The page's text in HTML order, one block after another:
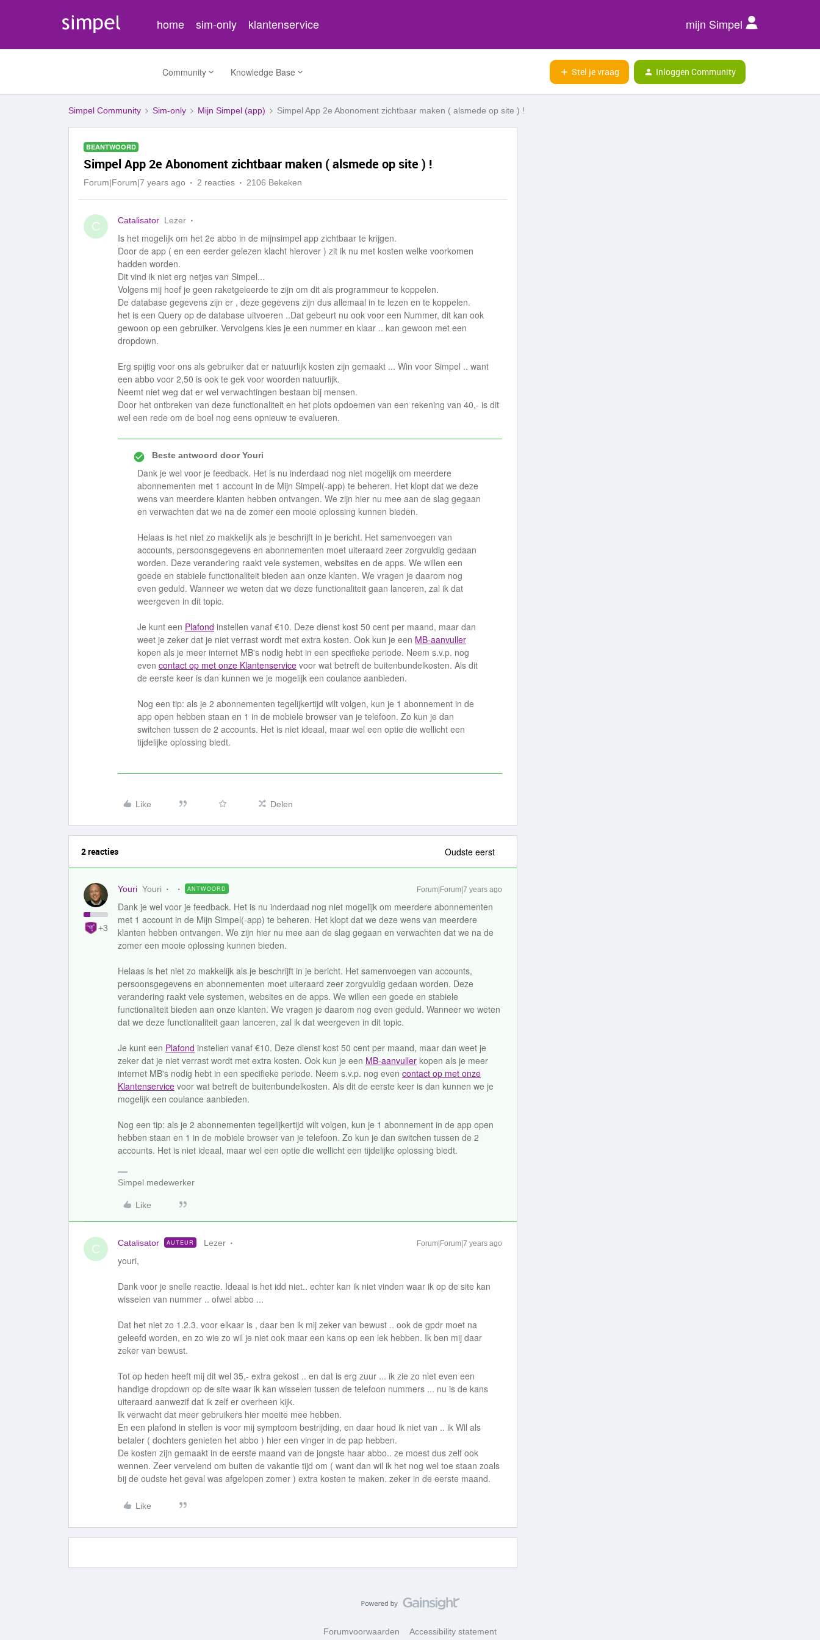
home sim-only klantenservice mijn Simpel
Community Knowledge Base Stel je vraag Inloggen Community
Simpel Community Sim-only Mijn Simpel (app) Simpel App 2e Abonoment zichtbaar maken ( alsmede op site ) !
BEANTWOORD
Simpel App 2e Abonoment zichtbaar maken ( alsmede op site ) !
Forum|Forum|7 years ago 2 reacties 2106 Bekeken
C Catalisator Lezer
Is het mogelijk om het 2e abbo in de mijnsimpel app zichtbaar te krijgen.
Door de app ( en een eerder gelezen klacht hierover ) zit ik nu met kosten welke voorkomen
hadden worden.
Dit vind ik niet erg netjes van Simpel...
Volgens mij hoef je geen raketgeleerde te zijn om dit als programmeur te koppelen.
De database gegevens zijn er , deze gegevens zijn dus allemaal in te lezen en te koppelen.
het is een Query op de database uitvoeren ..Dat gebeurt nu ook voor een Nummer, dit kan ook
gewoon op een gebruiker. Vervolgens kies je een nummer en klaar .. kan gewoon met een
dropdown.
Erg spijtig voor ons als gebruiker dat er natuurlijk kosten zijn gemaakt ... Win voor Simpel .. want
een abbo voor 2,50 is ook te gek voor woorden natuurlijk.
Neemt niet weg dat er wel verwachtingen bestaan bij mensen.
Door het ontbreken van deze functionaliteit en het plots opdoemen van een rekening van 40,- is dit
wel een rede om de boel nog eens opnieuw te evalueren.
Beste antwoord doorYouri
Dank je wel voor je feedback. Het is nu inderdaad nog niet mogelijk om meerdere
abonnementen met 1 account in de Mijn Simpel(-app) te beheren. Het klopt dat we deze
wens van meerdere klanten hebben ontvangen. We zijn hier nu mee aan de slag gegaan
en verwachten dat we na de zomer een mooie oplossing kunnen bieden.
Helaas is het niet zo makkelijk als je beschrijft in je bericht. Het samenvoegen van
accounts, persoonsgegevens en abonnementen moet uiteraard zeer zorgvuldig gedaan
worden. Deze verandering raakt vele systemen, websites en de apps. We willen een
goede en stabiele functionaliteit bieden aan onze klanten. We vragen je daarom nog
even geduld. Wanneer we weten dat we deze functionaliteit gaan lanceren, zal ik dat
weergeven in dit topic.
Je kunt een Plafond instellen vanaf €10. Deze dienst kost 50 cent per maand, maar dan
weet je zeker dat je niet verrast wordt met extra kosten. Ook kun je een MB-aanvuller
kopen als je meer internet MB's nodig hebt in een specifieke periode. Neem s.v.p. nog
even contact op met onze Klantenservice voor wat betreft de buitenbundelkosten. Als dit
de eerste keer is dan kunnen we je mogelijk een coulance aanbieden.
Nog een tip: als je 2 abonnementen tegelijkertijd wilt volgen, kun je 1 abonnement in de
app open hebben staan en 1 in de mobiele browser van je telefoon. Zo kun je dan
switchen tussen de 2 accounts. Het is niet ideaal, maar wel een optie die wellicht een
tijdelijke oplossing biedt.
Like Delen
2 reacties Oudste eerst
+3
Youri Youri ANTWOORD Forum|Forum|7 years ago
Dank je wel voor je feedback. Het is nu inderdaad nog niet mogelijk om meerdere abonnementen
met 1 account in de Mijn Simpel(-app) te beheren. Het klopt dat we deze wens van meerdere
klanten hebben ontvangen. We zijn hier nu mee aan de slag gegaan en verwachten dat we na de
zomer een mooie oplossing kunnen bieden.
Helaas is het niet zo makkelijk als je beschrijft in je bericht. Het samenvoegen van accounts,
persoonsgegevens en abonnementen moet uiteraard zeer zorgvuldig gedaan worden. Deze
verandering raakt vele systemen, websites en de apps. We willen een goede en stabiele
functionaliteit bieden aan onze klanten. We vragen je daarom nog even geduld. Wanneer we weten
dat we deze functionaliteit gaan lanceren, zal ik dat weergeven in dit topic.
Je kunt een Plafond instellen vanaf €10. Deze dienst kost 50 cent per maand, maar dan weet je
zeker dat je niet verrast wordt met extra kosten. Ook kun je een MB-aanvuller kopen als je meer
internet MB's nodig hebt in een specifieke periode. Neem s.v.p. nog even contact op met onze
Klantenservice voor wat betreft de buitenbundelkosten. Als dit de eerste keer is dan kunnen we je
mogelijk een coulance aanbieden.
Nog een tip: als je 2 abonnementen tegelijkertijd wilt volgen, kun je 1 abonnement in de app open
hebben staan en 1 in de mobiele browser van je telefoon. Zo kun je dan switchen tussen de 2
accounts. Het is niet ideaal, maar wel een optie die wellicht een tijdelijke oplossing biedt.
Simpel medewerker
Like
C Catalisator AUTEUR Lezer Forum|Forum|7 years ago
youri,
Dank voor je snelle reactie. Ideaal is het idd niet.. echter kan ik niet vinden waar ik op de site kan
wisselen van nummer .. ofwel abbo ...
Dat het niet zo 1.2.3. voor elkaar is , daar ben ik mij zeker van bewust .. ook de gpdr moet na
geleefd worden, en zo wie zo wil je niet ook maar een kans op een lek hebben. Ik ben mij daar
zeker van bewust.
Tot op heden heeft mij dit wel 35,- extra gekost .. en dat is erg zuur ... ik zie zo niet even een
handige dropdown op de site waar ik kan wisselen tussen de telefoon nummers ... nu is de kans
uiteraard aanwezif dat ik zelf er overheen kijk.
Ik verwacht dat meer gebruikers hier moeite mee hebben.
En een plafond in stellen is voor mij symptoom bestrijding, en daar houd ik niet van .. ik Wil als
betaler ( dochters genieten het abbo ) hier een vinger in de pap hebben.
De kosten zijn gemaakt in de eerste maand van de jongste haar abbo.. ze moest dus zelf ook
wennen. Zeer vervelend om buiten de vakantie tijd om ( want dan wil ik het nog wel toe staan zoals
bij de oudste het geval was afgelopen zomer ) extra kosten te maken. zeker in de eerste maand.
Like
Forumvoorwaarden Accessibility statement